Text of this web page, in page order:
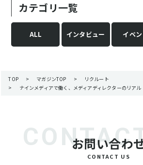
カテゴリ一覧
ALL インタビュー イベ
TOP > マガジンTOP >
リクルート
>
ナインメディアで働く、メディアディレクターのリアル
お問い合わ
CONTACT US